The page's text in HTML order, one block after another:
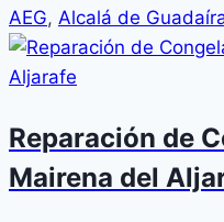
AEG, Alcalá de
Reparación de
Mairena del